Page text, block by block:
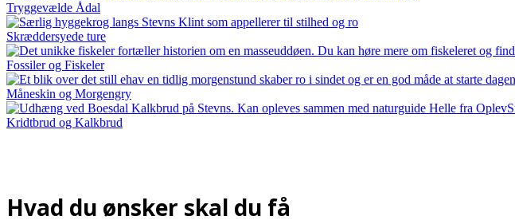
Tryggevælde Ådal
Skræddersyede ture
Fossiler og Fiskeler
Måneskin og Morgengry
Kridtbrud og Kalkbrud
Hvad du ønsker skal du få